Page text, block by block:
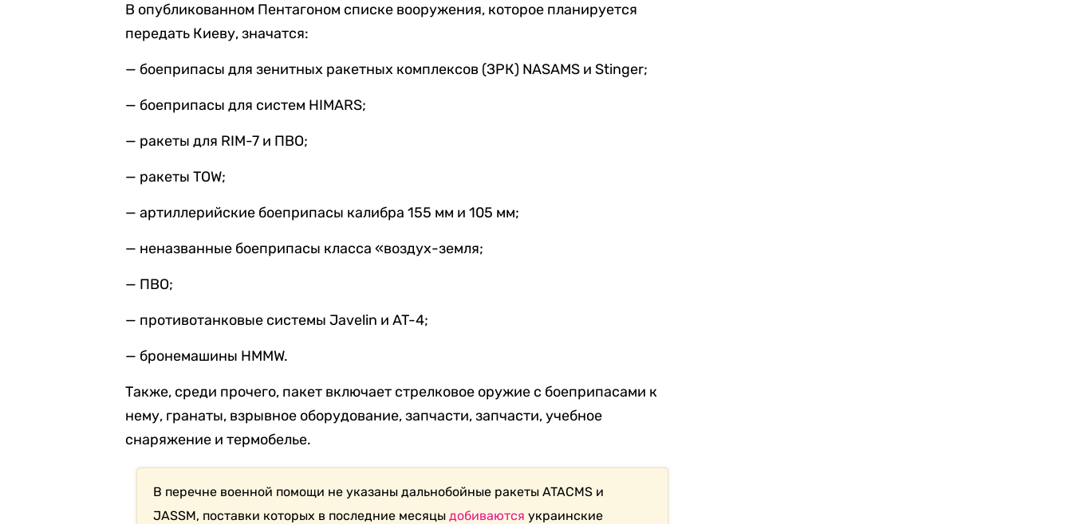
В опубликованном Пентагоном списке вооружения, которое планируется
передать Киеву, значатся:
— боеприпасы для зенитных ракетных комплексов (ЗРК) NASAMS и Stinger;
— боеприпасы для систем HIMARS;
— ракеты для RIM-7 и ПВО;
— ракеты TOW;
— артиллерийские боеприпасы калибра 155 мм и 105 мм;
— неназванные боеприпасы класса «воздух-земля;
— ПВО;
— противотанковые системы Javelin и AT-4;
— бронемашины HMMW.
Также, среди прочего, пакет включает стрелковое оружие с боеприпасами к
нему, гранаты, взрывное оборудование, запчасти, запчасти, учебное
снаряжение и термобелье.
В перечне военной помощи не указаны дальнобойные ракеты ATACMS и
JASSM, поставки которых в последние месяцыдобиваются украинские